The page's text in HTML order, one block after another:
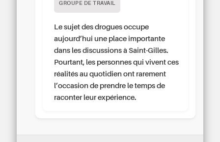
GROUPE DE TRAVAIL
Le sujet des drogues occupe
aujourd’hui une place importante
dans les discussions à Saint-Gilles.
Pourtant, les personnes qui vivent ces
réalités au quotidien ont rarement
l’occasion de prendre le temps de
raconter leur expérience.